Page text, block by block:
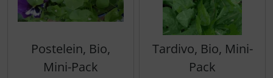
Postelein, Bio,
Mini-Pack
Tardivo, Bio, Mini-
Pack